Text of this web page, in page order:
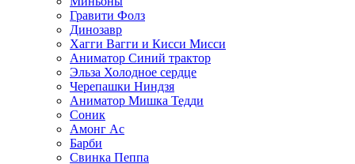
Гравити Фолз
Динозавр
Хагги Вагги и Кисси Мисси
Аниматор Синий трактор
Эльза Холодное сердце
Черепашки Ниндзя
Аниматор Мишка Тедди
Соник
Амонг Ас
Барби
Свинка Пеппа